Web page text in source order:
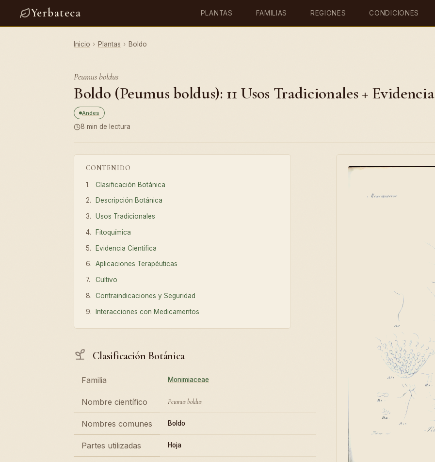
Yerbateca PLANTAS FAMILIAS REGIONES CONDICIONES
Inicio › Plantas › Boldo
Peumus boldus
Boldo (Peumus boldus): 11 Usos Tradicionales + Evidencia
Andes
8 min de lectura
CONTENIDO
Clasificación Botánica
Descripción Botánica
Usos Tradicionales
Fitoquímica
Evidencia Científica
Aplicaciones Terapéuticas
Cultivo
Contraindicaciones y Seguridad
Interacciones con Medicamentos
Clasificación Botánica
Familia Monimiaceae
Nombre científico Peumus boldus
Nombres comunes Boldo
Partes utilizadas Hoja